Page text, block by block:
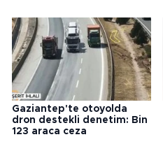
Gaziantep'te otoyolda
dron destekli denetim: Bin
123 araca ceza